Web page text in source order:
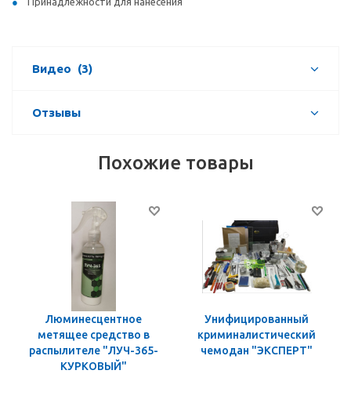
Видео (3)
Отзывы
Похожие товары
Люминесцентное
метящее средство в
распылителе "ЛУЧ-365-
КУРКОВЫЙ"
Унифицированный
криминалистический
чемодан "ЭКСПЕРТ"